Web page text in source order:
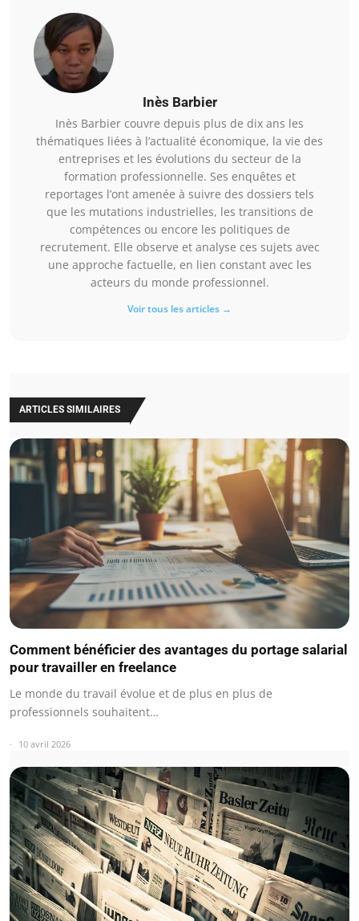
Inès Barbier
Inès Barbier couvre depuis plus de dix ans les
thématiques liées à l’actualité économique, la vie des
entreprises et les évolutions du secteur de la
formation professionnelle. Ses enquêtes et
reportages l’ont amenée à suivre des dossiers tels
que les mutations industrielles, les transitions de
compétences ou encore les politiques de
recrutement. Elle observe et analyse ces sujets avec
une approche factuelle, en lien constant avec les
acteurs du monde professionnel.
Voir tous les articles →
ARTICLES SIMILAIRES
Comment bénéficier des avantages du portage salarial
pour travailler en freelance
Le monde du travail évolue et de plus en plus de
professionnels souhaitent…
10 avril 2026